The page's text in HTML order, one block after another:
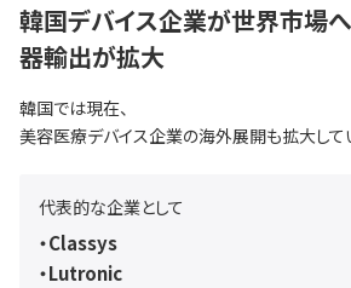
韓国デバイス企業が世界市
器輸出が拡大
韓国では現在、
美容医療デバイス企業の海外展開も拡大して
代表的な企業として
・Classys
・Lutronic